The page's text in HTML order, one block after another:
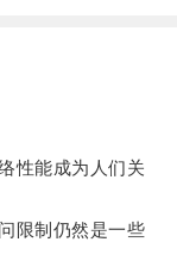
性能成为人们关
限制仍然是一些